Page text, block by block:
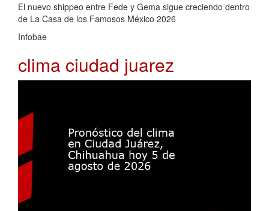
El nuevo shippeo entre Fede y Gema sigue creciendo dentro
de La Casa de los Famosos México 2026
Infobae
clima ciudad juarez